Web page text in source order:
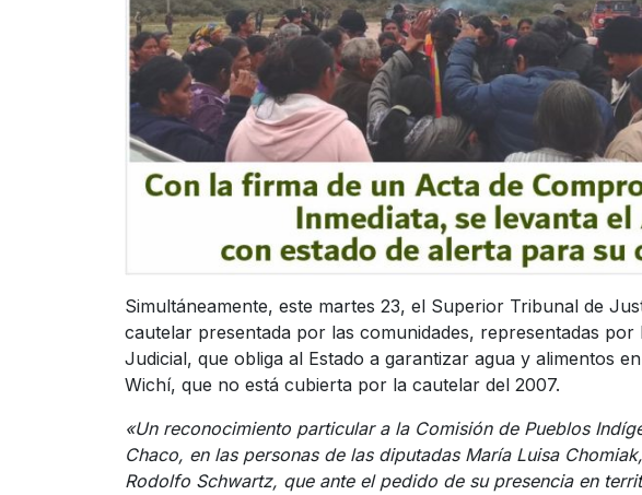
Simultáneamente, este martes 23, el Superior Tribunal de
cautelar presentada por las comunidades, representadas
Judicial, que obliga al Estado a garantizar agua y alimentos
Wichí, que no está cubierta por la cautelar del 2007.
«Un reconocimiento particular a la Comisión de Pueblos
Chaco, en las personas de las diputadas María Luisa
Rodolfo Schwartz, que ante el pedido de su presencia en